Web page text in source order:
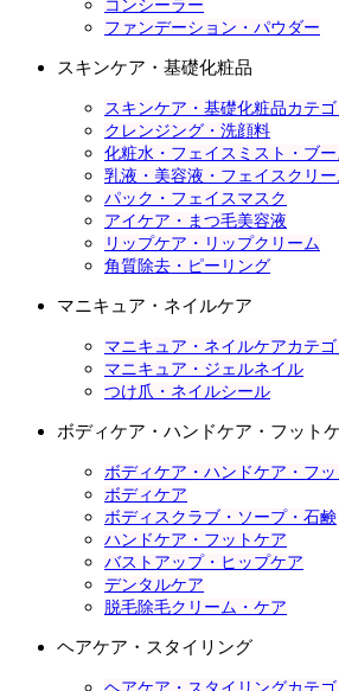
コンシーラー
ファンデーション・パウダー
スキンケア・基礎化粧品
スキンケア・基礎化粧品カテ
クレンジング・洗顔料
化粧水・フェイスミスト・ブ
乳液・美容液・フェイスクリー
パック・フェイスマスク
アイケア・まつ毛美容液
リップケア・リップクリーム
角質除去・ピーリング
マニキュア・ネイルケア
マニキュア・ネイルケアカテ
マニキュア・ジェルネイル
つけ爪・ネイルシール
ボディケア・ハンドケア・フット
ボディケア・ハンドケア・フ
ボディケア
ボディスクラブ・ソープ・石鹸
ハンドケア・フットケア
バストアップ・ヒップケア
デンタルケア
脱毛除毛クリーム・ケア
ヘアケア・スタイリング